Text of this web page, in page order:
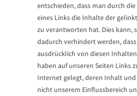
entschieden, dass man durch
eines Links die Inhalte der
zu verantworten hat. Dies kann,
dadurch verhindert werden,
ausdrücklich von diesen
haben auf unseren Seiten Links
Internet gelegt, deren Inhalt
nicht unserem Einflussbereich